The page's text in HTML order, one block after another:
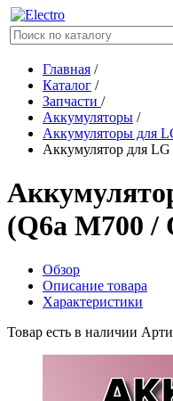
Главная /
Каталог /
Запчасти /
Аккумуляторы /
Аккумуляторы для
Аккумулятор для
(Q6a M700 /
Обзор
Описание товара
Характеристики
Товар есть в наличии